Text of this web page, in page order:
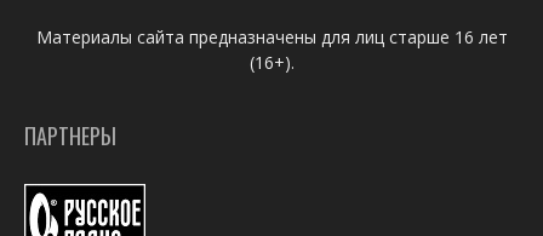
Материалы сайта предназначены для лиц старше 16 лет
(16+).
ПАРТНЕРЫ